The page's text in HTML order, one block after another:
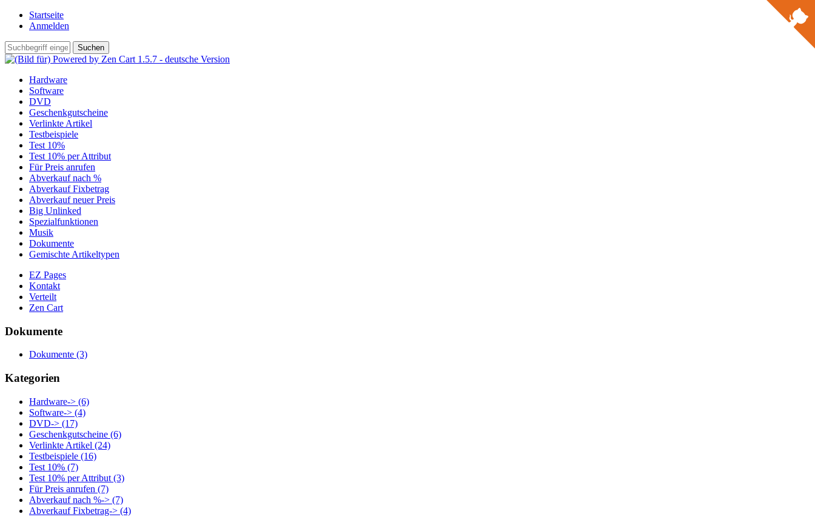
Startseite
Anmelden
Hardware
Software
DVD
Geschenkgutscheine
Verlinkte Artikel
Testbeispiele
Test 10%
Test 10% per Attribut
Für Preis anrufen
Abverkauf nach %
Abverkauf Fixbetrag
Abverkauf neuer Preis
Big Unlinked
Spezialfunktionen
Musik
Dokumente
Gemischte Artikeltypen
EZ Pages
Kontakt
Verteilt
Zen Cart
Dokumente
Dokumente (3)
Kategorien
Hardware-> (6)
Software-> (4)
DVD-> (17)
Geschenkgutscheine (6)
Verlinkte Artikel (24)
Testbeispiele (16)
Test 10% (7)
Test 10% per Attribut (3)
Für Preis anrufen (7)
Abverkauf nach %-> (7)
Abverkauf Fixbetrag-> (4)